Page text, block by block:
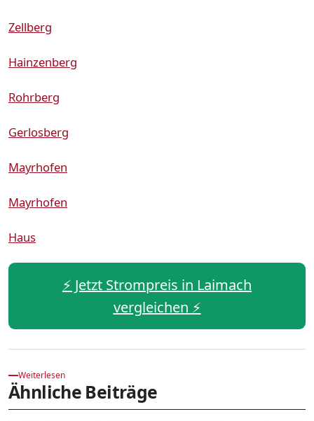
Zellberg
Hainzenberg
Rohrberg
Gerlosberg
Mayrhofen
Mayrhofen
Haus
⚡️ Jetzt Strompreis in Laimach
vergleichen ⚡️
Weiterlesen
Ähnliche Beiträge